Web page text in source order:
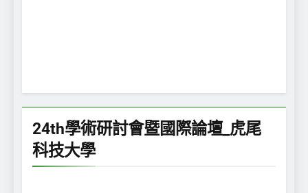
24th學術研討會暨國際論壇_虎尾
科技大學